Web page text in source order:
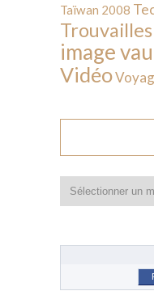
Taïwan 2008
Trouvailles
image
Vidéo